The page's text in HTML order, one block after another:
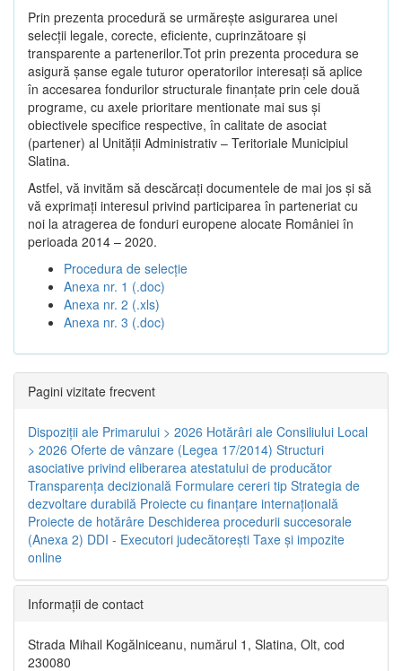
Prin prezenta procedură se urmăreşte asigurarea unei
selecții legale, corecte, eficiente, cuprinzătoare şi
transparente a partenerilor.Tot prin prezenta procedura se
asigură şanse egale tuturor operatorilor interesaţi să aplice
în accesarea fondurilor structurale finanţate prin cele două
programe, cu axele prioritare mentionate mai sus și
obiectivele specifice respective, în calitate de asociat
(partener) al Unității Administrativ – Teritoriale Municipiul
Slatina.
Astfel, vă invităm să descărcați documentele de mai jos și să
vă exprimați interesul privind participarea în parteneriat cu
noi la atragerea de fonduri europene alocate României în
perioada 2014 – 2020.
Procedura de selecție
Anexa nr. 1 (.doc)
Anexa nr. 2 (.xls)
Anexa nr. 3 (.doc)
Pagini vizitate frecvent
Dispoziţii ale Primarului > 2026 Hotărâri ale Consiliului Local
> 2026 Oferte de vânzare (Legea 17/2014) Structuri
asociative privind eliberarea atestatului de producător
Transparenţa decizională Formulare cereri tip Strategia de
dezvoltare durabilă Proiecte cu finanţare internaţională
Proiecte de hotărâre Deschiderea procedurii succesorale
(Anexa 2) DDI - Executori judecătorești Taxe şi impozite
online
Informaţii de contact
Strada Mihail Kogălniceanu, numărul 1, Slatina, Olt, cod
230080